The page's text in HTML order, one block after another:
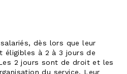
dès lors que leur
éligibles à 2 à 3 jours de
2 jours sont de droit et les